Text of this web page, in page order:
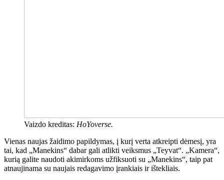
Vaizdo kreditas: HoYoverse.
Vienas naujas žaidimo papildymas, į kurį verta atkreipti dėmesį, yra
tai, kad „Manekins“ dabar gali atlikti veiksmus „Teyvat“. „Kamera“,
kurią galite naudoti akimirkoms užfiksuoti su „Manekins“, taip pat
atnaujinama su naujais redagavimo įrankiais ir ištekliais.